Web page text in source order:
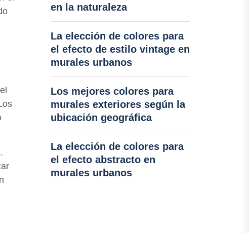
en la naturaleza
La elección de colores para
el efecto de estilo vintage en
murales urbanos
Los mejores colores para
murales exteriores según la
ubicación geográfica
La elección de colores para
el efecto abstracto en
murales urbanos